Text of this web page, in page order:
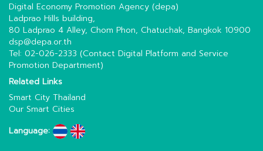
Digital Economy Promotion Agency (depa)
Ladprao Hills building,
80 Ladprao 4 Alley, Chom Phon, Chatuchak, Bangkok 10900
dsp@depa.or.th
Tel: 02-026-2333 (Contact Digital Platform and Service
Promotion Department)
Related Links
Smart City Thailand
Our Smart Cities
Language